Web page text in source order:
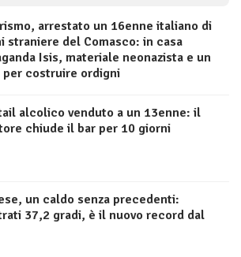
arrestato un 16enne italiano di
straniere del Comasco: in casa
Isis, materiale neonazista e un
per costruire ordigni
alcolico venduto a un 13enne: il
chiude il bar per 10 giorni
un caldo senza precedenti:
37,2 gradi, è il nuovo record dal